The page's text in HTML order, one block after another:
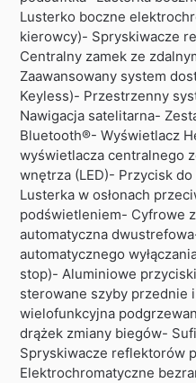
Lusterko boczne
kierowcy)- Spryskiwacze
Centralny zamek ze
Zaawansowany system
Keyless)- Przestrzenny
Nawigacja satelitarna-
Bluetooth®- Wyświetlacz
wyświetlacza centralnego
wnętrza (LED)- Przycisk
Lusterka w osłonach
podświetleniem- Cyfrowe
automatyczna
automatycznego
stop)- Aluminiowe
sterowane szyby przednie
wielofunkcyjna
drążek zmiany biegów-
Spryskiwacze reflektorów
Elektrochromatyczne